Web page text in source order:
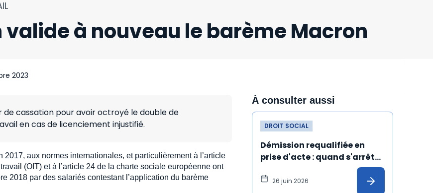
valide à nouveau le barème Macron
2023
cassation pour avoir octroyé le double de
en cas de licenciement injustifié.
aux normes internationales, et particulièrement à l’article
(OIT) et à l’article 24 de la charte sociale européenne ont
2018 par des salariés contestant l’application du barème
À consulter aussi
DROIT SOCIAL
Démission requalifiée en
prise d'acte : quand s'arrête
l'ancienneté du salarié ?
26 juin 2026